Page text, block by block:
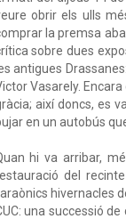
obrir els ulls
la premsa
sobre dues
antigues
Vasarely.
així doncs, es
en un autobús
hi va arribar,
del
hivernacles
una successió